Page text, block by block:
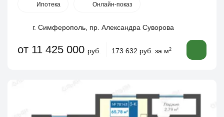
Ипотека Онлайн-показ
г. Симферополь, пр. Александра Суворова
от 11 425 000 руб. 173 632 руб. за м2